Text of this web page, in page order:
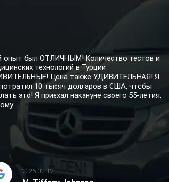
опыт был ОТЛИЧНЫМ! Количество тестов и
технологий в Турции
Цена также УДИВИТЕЛЬНАЯ! Я
10 тысяч долларов в США, чтобы
это! Я приехал накануне своего 55-летия,
2025-02-12